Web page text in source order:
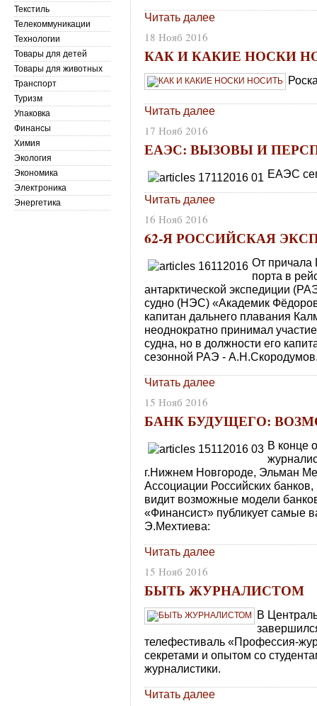
Читать далее
18 Нояб 2016
КАК И КАКИЕ НОСКИ
Читать далее
17 Нояб 2016
ЕАЭС: ВЫЗОВЫ И
ЕАЭС
Читать далее
16 Нояб 2016
62-Я РОССИЙСКАЯ
От причала
порта в
антарктической экспедиции
судно (НЭС) «Академик
капитан дальнего плавания
неоднократно принимал
судна, но в должности его
сезонной РАЭ -
Читать далее
15 Нояб 2016
БАНК БУДУЩЕГО:
В конце
г.Нижнем Новгороде, Эльман
Ассоциации Российских
видит возможные модели
«Финансист» публикует самые
Э.Мехтиева:
Читать далее
15 Нояб 2016
БЫТЬ ЖУРНАЛИСТОМ
В
телефестиваль «Профессия-
секретами и опытом со
журналистики.
Читать далее
Текстиль
Телекоммуникации
Технологии
Товары для детей
Товары для животных
Транспорт
Туризм
Упаковка
Финансы
Химия
Экология
Экономика
Электроника
Энергетика